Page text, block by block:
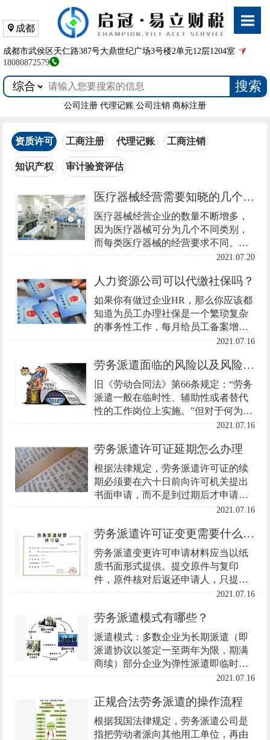
成都
成都市武侯区天仁路387号大鼎世纪广场3号楼2单元12层1204室
18080872579
搜索
公司注册 代理记账 公司注销 商标注册
资质许可 工商注册 代理记账 工商注销
知识产权 审计验资评估
医疗器械经营需要知晓的几个问题
医疗器械经营企业的数量不断增多，
因为医疗器械可分为几个不同类别，
而每类医疗器械的经营要求不同。所
以说想做好医疗器械经营工作，就必
那么医疗器械经营哪些问题是必知
呢？今天启冠易立财税小易就来为大
家详细分析一下吧。
2021.07.20
人力资源公司可以代缴社保吗？
如果你有做过企业HR，那么你应该都
知道为员工办理社保是一个繁琐复杂
的事务性工作，每月给员工备案增员
等等这些对于HR来说也是一项不小的
2021.07.16
劳务派遣面临的风险以及风险防范措施
旧《劳动合同法》第66条规定：“劳务
派遣一般在临时性、辅助性或者替代
性的工作岗位上实施。”但对于何为临
时性、辅助性和替代性（以下简称“三
法》第66条对“三性”进行了定义
2021.07.16
劳务派遣许可证延期怎么办理
根据法律规定，劳务派遣许可证的续
期必须要在六十日前向许可机关提出
书面申请，而不是到过期后才申请续
期
2021.07.16
劳务派遣许可证变更需要什么资料？
劳务派遣变更许可申请材料应当以纸
质书面形式提供。提交原件与复印
件，原件核对后返还申请人，只提供
复印件的加盖单位公章或法人签字。
2021.07.16
劳务派遣模式有哪些？
派遣模式：多数企业为长期派遣（即
派遣协议以签定一至两年为限，期满
商续）部分企业为弹性派遣即临时工
派遣（即派遣协议以完成生产阶段性
人员即可退回）
2021.07.16
正规合法劳务派遣的操作流程
根据我国法律规定，劳务派遣公司是
指把劳动者派向其他用工单位，再由